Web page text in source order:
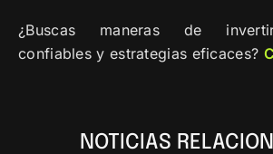
¿Buscas maneras de
confiables y estrategias eficaces?
NOTICIAS